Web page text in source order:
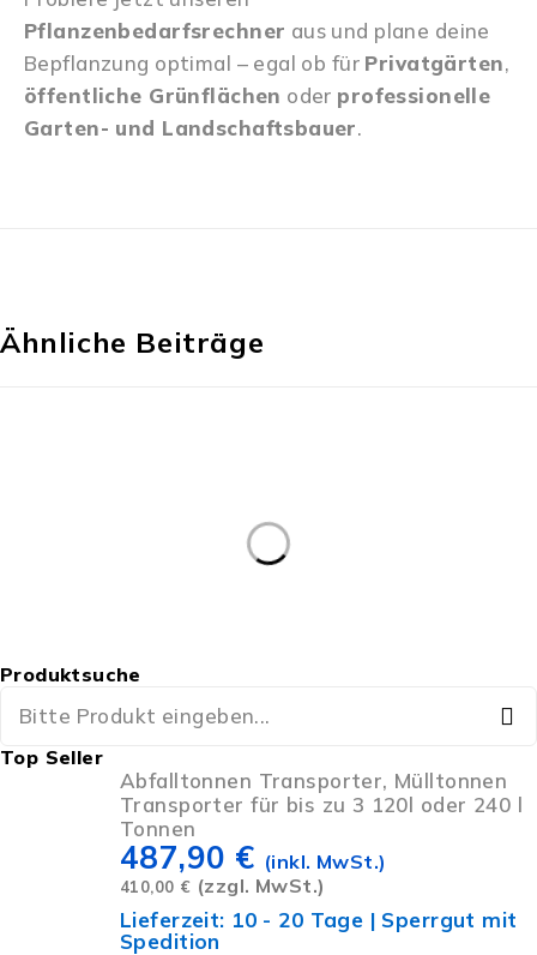
Pflanzenbedarfsrechner aus und plane deine
Bepflanzung optimal – egal ob für Privatgärten,
öffentliche Grünflächen oder professionelle
Garten- und Landschaftsbauer.
Ähnliche Beiträge
Produktsuche
Top Seller
Abfalltonnen Transporter, Mülltonnen
Transporter für bis zu 3 120l oder 240 l
Tonnen
487,90 € (inkl. MwSt.)
410,00 € (zzgl. MwSt.)
Lieferzeit: 10 - 20 Tage | Sperrgut mit
Spedition